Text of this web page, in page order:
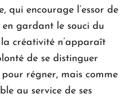
qui encourage l’essor de
en gardant le souci du
créativité n’apparaît
de se distinguer
régner, mais comme
au service de ses